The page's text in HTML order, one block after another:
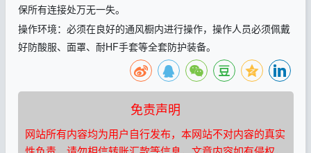
保所有连接处万无一失。
操作环境：必须在良好的通风橱内进行操作，操作人员必须佩戴
好防酸服、面罩、耐HF手套等全套防护装备。
免责声明
网站所有内容均为用户自行发布，本网站不对内容的真实